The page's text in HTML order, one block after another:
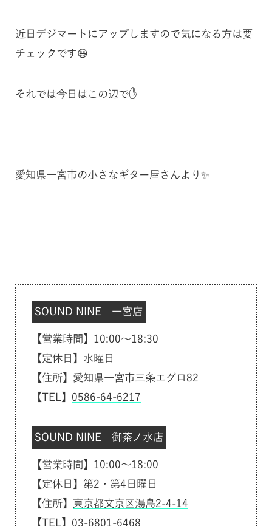
近日デジマートにアップしますので気になる方は要
チェックです😆
それでは今日はこの辺で✋
愛知県一宮市の小さなギター屋さんより✨
SOUND NINE 一宮店
【営業時間】10:00～18:30
【定休日】水曜日
【住所】 愛知県一宮市三条エグロ82
【TEL】 0586-64-6217
SOUND NINE 御茶ノ水店
【営業時間】10:00～18:00
【定休日】第2・第4日曜日
【住所】 東京都文京区湯島2-4-14
【TEL】 03-6801-6468